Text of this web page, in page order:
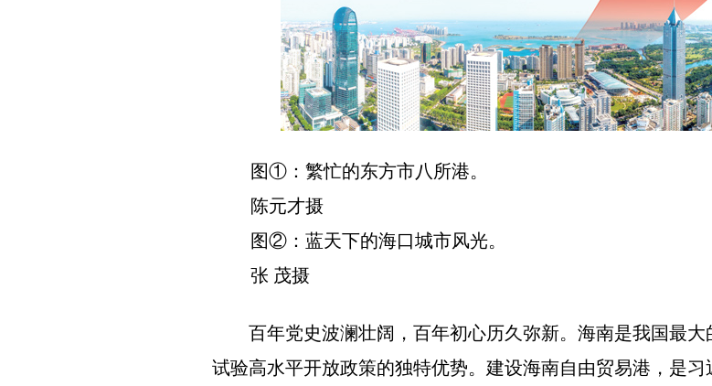
图①：繁忙的东方市八所港。
陈元才摄
图②：蓝天下的海口城市风光。
张 茂摄
百年党史波澜壮阔，百年初心历久弥新。海南是我国最
试验高水平开放政策的独特优势。建设海南自由贸易港，是